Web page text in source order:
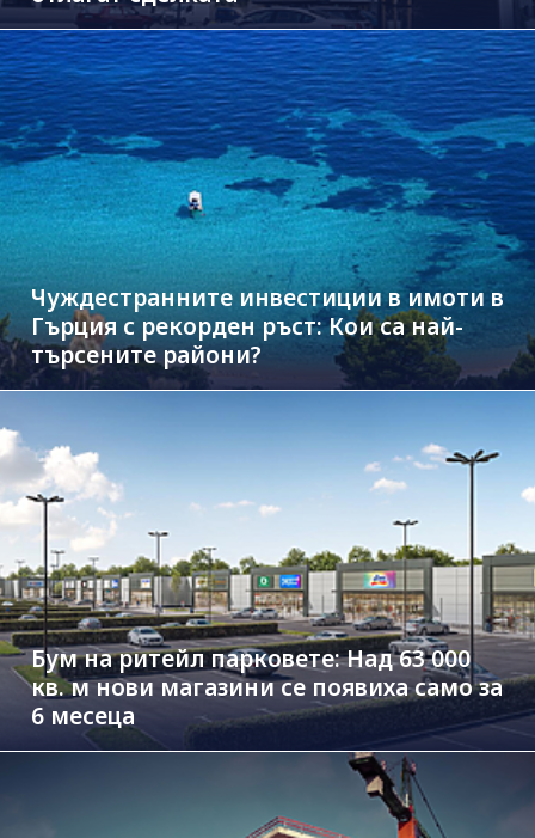
Чуждестранните инвестиции в имоти в
Гърция с рекорден ръст: Кои са най-
търсените райони?
Бум на ритейл парковете: Над 63 000
кв. м нови магазини се появиха само за
6 месеца